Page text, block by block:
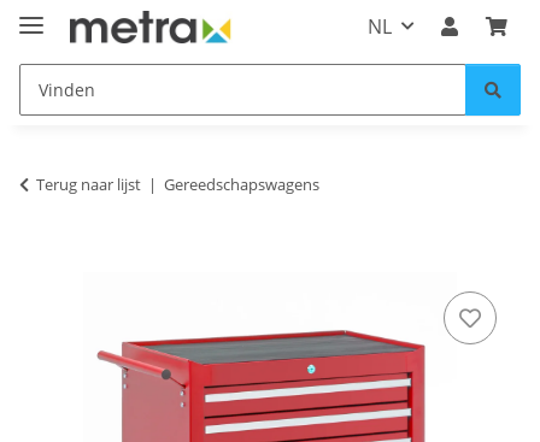
NL
Terug naar lijst Gereedschapswagens